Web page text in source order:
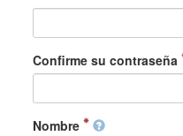
Confirme su contraseña
Nombre